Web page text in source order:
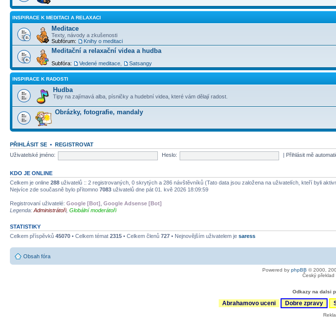
INSPIRACE K MEDITACI A RELAXACI
Meditace
Texty, návody a zkušenosti
Subfórum:
Knihy o meditaci
Meditační a relaxační videa a hudba
Subfóra: Vedené meditace Satsangy
INSPIRACE K RADOSTI
Hudba
Tipy na zajímavá alba, písničky a hudební videa, které vám dělají radost.
Obrázky, fotografie, mandaly
PŘIHLÁSIT SE • REGISTROVAT
Uživatelské jméno:
Heslo: Přihlásit mě
KDO JE ONLINE
Celkem je online 288 uživatelů :: 2 registrovaných, 0 skrytých a 286 návštěvníků (Tato data jsou založena na uživatelích, kteří byli
Nejvíce zde současně bylo přítomno 7083 uživatelů dne pát 01. kvě 2026 18:09:59
Registrovaní uživatelé: Google [Bot] Google Adsense [Bot]
Legenda: Administrátoři, Globální moderátoři
STATISTIKY
Celkem příspěvků 45070 • Celkem témat 2315 • Celkem členů 727 • Nejnovějším uživatelem je saress
Obsah fóra
Powered by phpBB © 2000,
Český překlad
Odkazy na dalsi
Abrahamovo uceni Dobre zpravy